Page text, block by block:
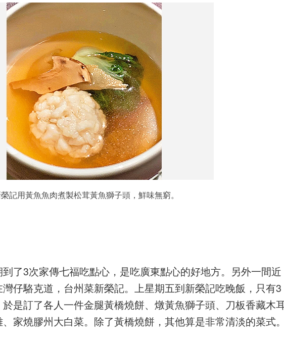
記用黃魚魚肉煮製松茸黃魚獅子頭，鮮味無窮。
了3次家傳七福吃點心，是吃廣東點心的好地方。另外一間近
仔駱克道，台州菜新榮記。上星期五到新榮記吃晚飯，只有3
是訂了各人一件金腿黃橋燒餅、燉黃魚獅子頭、刀板香藏木
家燒膠州大白菜。除了黃橋燒餅，其他算是非常清淡的菜式